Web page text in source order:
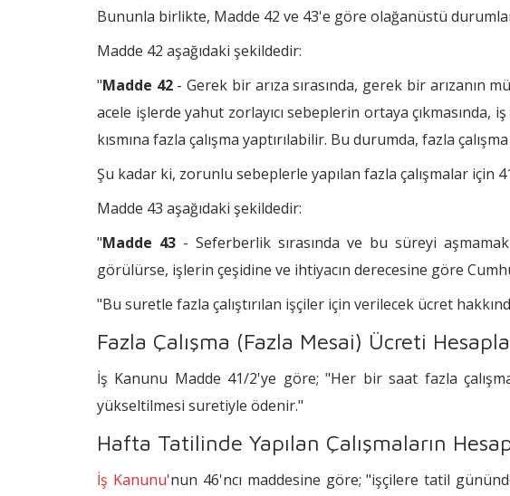
Bununla birlikte, Madde 42 ve 43'e göre olağanüstü
Madde 42 aşağıdaki şekildedir:
"Madde 42- Gerek bir arıza sırasında, gerek bir arızanın
acele işlerde yahut zorlayıcı sebeplerin ortaya
kısmına fazla çalışma yaptırılabilir. Bu durumda, fazla
Şu kadar ki, zorunlu sebeplerle yapılan fazla çalışmalar için
Madde 43 aşağıdaki şekildedir:
"Madde 43 - Seferberlik sırasında ve bu süreyi
görülürse, işlerin çeşidine ve ihtiyacın derecesine göre
"Bu suretle fazla çalıştırılan işçiler için verilecek ücret
Fazla Çalışma (Fazla Mesai) Ücreti
İş Kanunu Madde 41/2'ye göre; "Her bir saat fazla
yükseltilmesi suretiyle ödenir."
Hafta Tatilinde Yapılan Çalışmaların
İş Kanunu'nun 46'ncı maddesine göre; "işçilere tatil